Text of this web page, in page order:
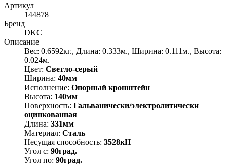
Артикул
144878
Бренд
DKC
Описание
Вес: 0.6592кг., Длина: 0.333м., Ширина: 0.111м., Высота:
0.024м.
Цвет: Светло-серый
Ширина: 40мм
Исполнение: Опорный кронштейн
Высота: 140мм
Поверхность: Гальванически/электролитически
оцинкованная
Длина: 331мм
Материал: Сталь
Несущая способность: 3528кН
Угол с: 90град.
Угол по: 90град.